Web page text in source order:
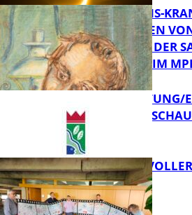
Bildung
OPFER DER NS-
ZEICHNUNGEN
BÜHLER AUS DER
PRINZHORN IM
FB Kultur
DER
FILMROLLE